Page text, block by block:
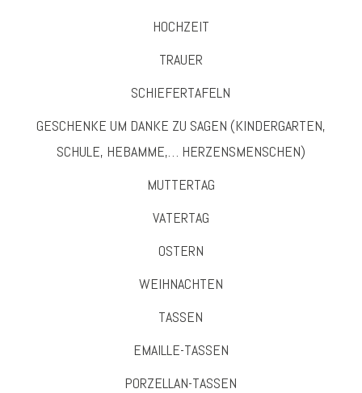
HOCHZEIT
TRAUER
SCHIEFERTAFELN
GESCHENKE UM DANKE ZU SAGEN (KINDERGARTEN,
SCHULE, HEBAMME,… HERZENSMENSCHEN)
MUTTERTAG
VATERTAG
OSTERN
WEIHNACHTEN
TASSEN
EMAILLE-TASSEN
PORZELLAN-TASSEN